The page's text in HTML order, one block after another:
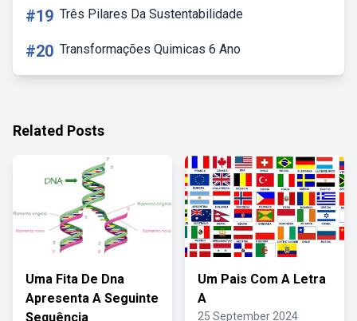
#19 Três Pilares Da Sustentabilidade
#20 Transformações Quimicas 6 Ano
Related Posts
Uma Fita De Dna
Apresenta A Seguinte
Sequência
Um Pais Com A Letra
A
25 September 2024